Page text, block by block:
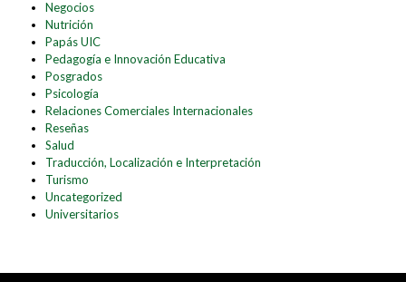
Negocios
Nutrición
Papás UIC
Pedagogía e Innovación Educativa
Posgrados
Psicología
Relaciones Comerciales Internacionales
Reseñas
Salud
Traducción, Localización e Interpretación
Turismo
Uncategorized
Universitarios